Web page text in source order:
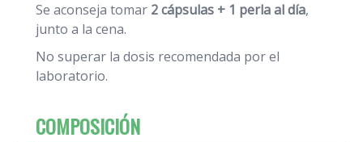
Se aconseja tomar 2 cápsulas + 1 perla al día,
junto a la cena.
No superar la dosis recomendada por el
laboratorio.
COMPOSICIÓN